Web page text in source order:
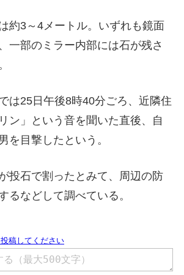
約3～4メートル。いずれも鏡面
一部のミラー内部には石が残さ
は25日午後8時40分ごろ、近隣住
ン」という音を聞いた直後、自
を目撃したという。
投石で割ったとみて、周辺の防
るなどして調べている。